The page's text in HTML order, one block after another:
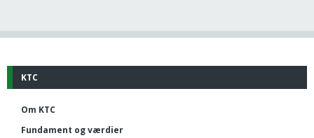
KTC
Om KTC
Fundament og værdier